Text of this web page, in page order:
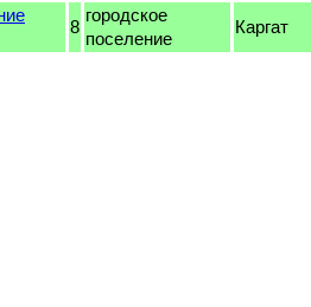
8
городское
поселение
Каргат